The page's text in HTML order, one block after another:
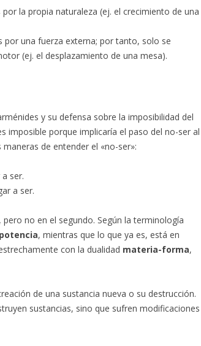
la propia naturaleza (ej. el crecimiento de una
por una fuerza externa; por tanto, solo se
(ej. el desplazamiento de una mesa).
y su defensa sobre la imposibilidad del
imposible porque implicaría el paso del no-ser al
de entender el «no-ser»:
ser.
a ser.
no en el segundo. Según la terminología
potencia, mientras que lo que ya es, está en
con la dualidad materia-forma,
de una sustancia nueva o su destrucción.
sustancias, sino que sufren modificaciones